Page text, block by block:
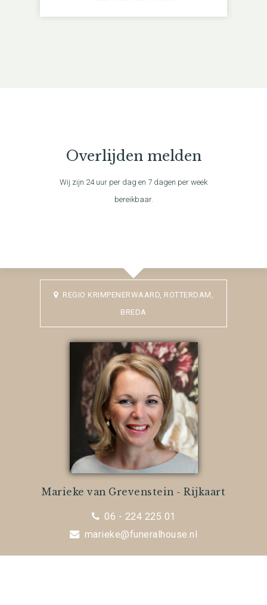
Overlijden melden
Wij zijn 24 uur per dag en 7 dagen per week
bereikbaar.
REGIO KRIMPENERWAARD, ROTTERDAM,
BREDA
Marieke van Grevenstein - Rijkaart
06 - 224 225 01
marieke@funeralhouse.nl